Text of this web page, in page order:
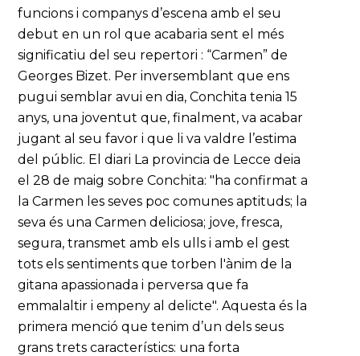
funcions i companys d’escena amb el seu
debut en un rol que acabaria sent el més
significatiu del seu repertori : “Carmen” de
Georges Bizet. Per inversemblant que ens
pugui semblar avui en dia, Conchita tenia 15
anys, una joventut que, finalment, va acabar
jugant al seu favor i que li va valdre l’estima
del públic. El diari La provincia de Lecce deia
el 28 de maig sobre Conchita: "ha confirmat a
la Carmen les seves poc comunes aptituds; la
seva és una Carmen deliciosa; jove, fresca,
segura, transmet amb els ulls i amb el gest
tots els sentiments que torben l'ànim de la
gitana apassionada i perversa que fa
emmalaltir i empeny al delicte". Aquesta és la
primera menció que tenim d’un dels seus
grans trets característics: una forta